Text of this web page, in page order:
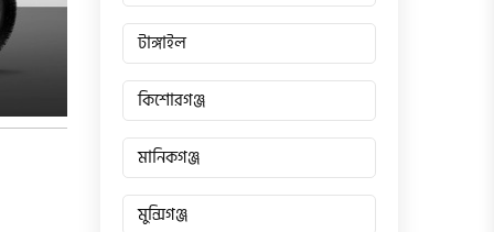
টাঙ্গাইল
কিশোরগঞ্জ
মানিকগঞ্জ
মুন্সিগঞ্জ